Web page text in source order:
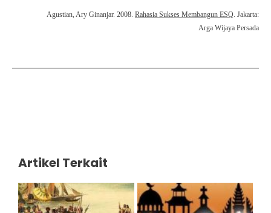
Agustian, Ary Ginanjar. 2008. Rahasia Sukses Membangun ESQ. Jakarta:
Arga Wijaya Persada
Artikel Terkait